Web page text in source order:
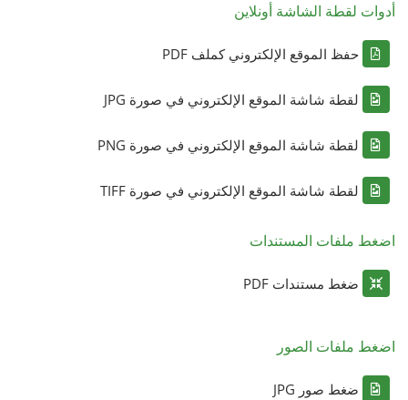
أدوات لقطة الشاشة أونلاين
حفظ الموقع الإلكتروني كملف PDF
لقطة شاشة الموقع الإلكتروني في صورة JPG
لقطة شاشة الموقع الإلكتروني في صورة PNG
لقطة شاشة الموقع الإلكتروني في صورة TIFF
اضغط ملفات المستندات
ضغط مستندات PDF
اضغط ملفات الصور
ضغط صور JPG